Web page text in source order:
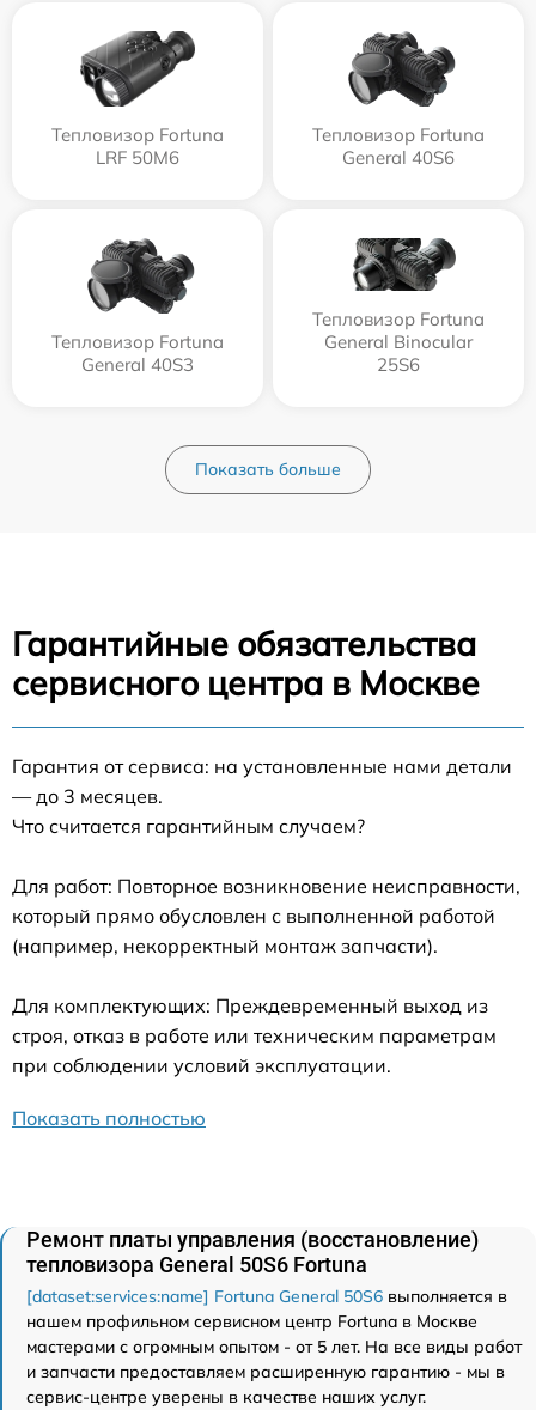
Тепловизор Fortuna
LRF 50M6
Тепловизор Fortuna
General 40S6
Тепловизор Fortuna
General 40S3
Тепловизор Fortuna
General Binocular
25S6
Показать больше
Гарантийные обязательства
сервисного центра в Москве
Гарантия от сервиса: на установленные нами детали
— до 3 месяцев.
Что считается гарантийным случаем?
Для работ: Повторное возникновение неисправности,
который прямо обусловлен с выполненной работой
(например, некорректный монтаж запчасти).
Для комплектующих: Преждевременный выход из
строя, отказ в работе или техническим параметрам
при соблюдении условий эксплуатации.
Показать полностью
Ремонт платы управления (восстановление)
тепловизора General 50S6 Fortuna
[dataset:services:name] Fortuna General 50S6 выполняется в
нашем профильном сервисном центр Fortuna в Москве
мастерами с огромным опытом - от 5 лет. На все виды работ
и запчасти предоставляем расширенную гарантию - мы в
сервис-центре уверены в качестве наших услуг.